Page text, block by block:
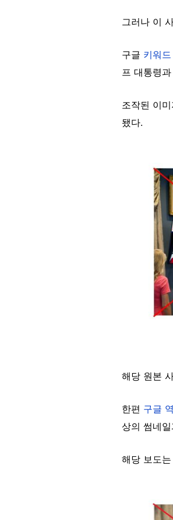
그러나 이
구글 키워
프 대통령
조작된 이
됐다.
해당 원본
한편 구글
상의 썸네
해당 보도